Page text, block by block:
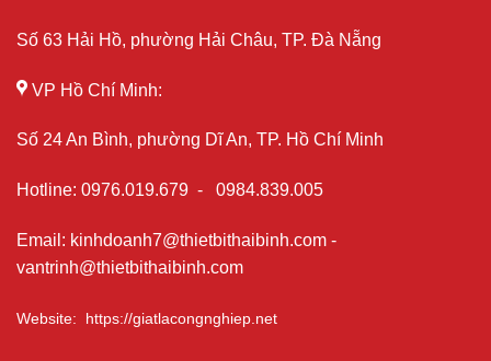
Số 63 Hải Hồ, phường Hải Châu, TP. Đà Nẵng
VP Hồ Chí Minh:
Số 24 An Bình, phường Dĩ An, TP. Hồ Chí Minh
Hotline: 0976.019.679 - 0984.839.005
Email : kinhdoanh7@thietbithaibinh.com -
vantrinh@thietbithaibinh.com
Website: https://giatlacongnghiep.net